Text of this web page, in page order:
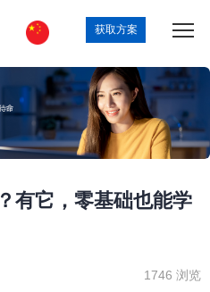
获取方案
有它，零基础也能学
1746 浏览